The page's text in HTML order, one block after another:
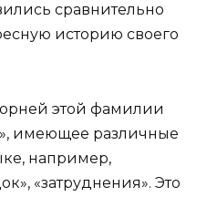
сравнительно
историю своего
этой фамилии
имеющее различные
например,
«затруднения». Это